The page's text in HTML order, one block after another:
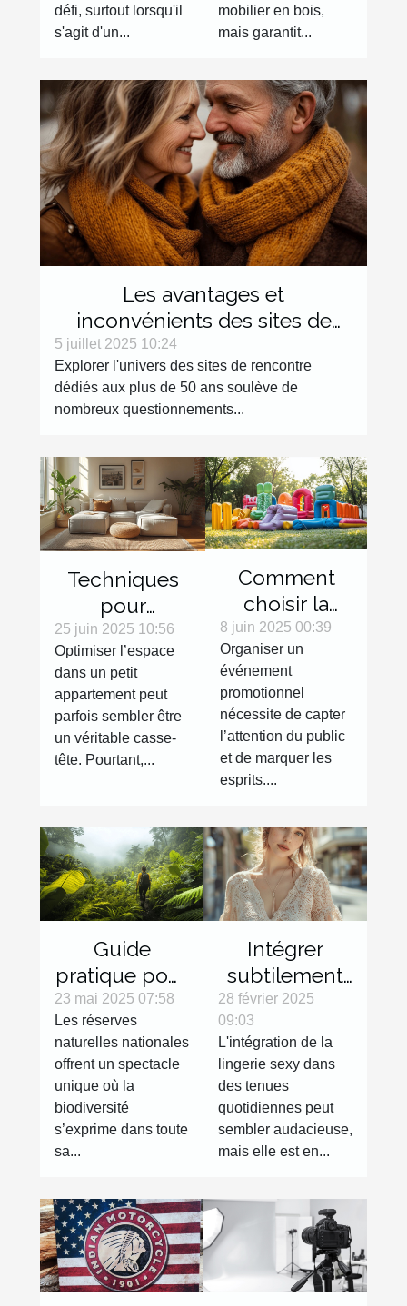
défi, surtout lorsqu'il
s'agit d'un...
mobilier en bois,
mais garantit...
Les avantages et
inconvénients des sites de
rencontre dédiés aux plus de
50 ans
5 juillet 2025 10:24
Explorer l'univers des sites de rencontre
dédiés aux plus de 50 ans soulève de
nombreux questionnements...
Techniques
pour
maximiser
l'espace dans
les petits
appartements
25 juin 2025 10:56
Optimiser l’espace
dans un petit
appartement peut
parfois sembler être
un véritable casse-
tête. Pourtant,...
Comment
choisir la
meilleure
structure
gonflable
pour votre
événement
promotionnel
8 juin 2025 00:39
Organiser un
événement
promotionnel
nécessite de capter
l’attention du public
et de marquer les
esprits....
Guide
pratique pour
explorer les
réserves
naturelles
nationales
23 mai 2025 07:58
Les réserves
naturelles nationales
offrent un spectacle
unique où la
biodiversité
s’exprime dans toute
sa...
Intégrer
subtilement
la lingerie
sexy dans
des tenues
de tous les
jours
28 février 2025
09:03
L'intégration de la
lingerie sexy dans
des tenues
quotidiennes peut
sembler audacieuse,
mais elle est en...